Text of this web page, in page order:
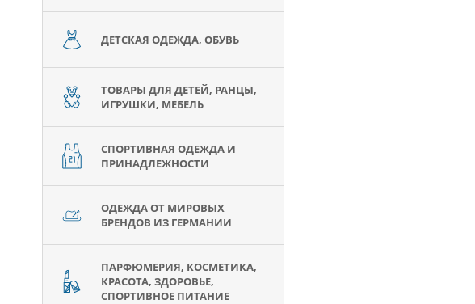
ДЕТСКАЯ ОДЕЖДА, ОБУВЬ
ТОВАРЫ ДЛЯ ДЕТЕЙ, РАНЦЫ,
ИГРУШКИ, МЕБЕЛЬ
СПОРТИВНАЯ ОДЕЖДА И
ПРИНАДЛЕЖНОСТИ
ОДЕЖДА ОТ МИРОВЫХ
БРЕНДОВ ИЗ ГЕРМАНИИ
ПАРФЮМЕРИЯ, КОСМЕТИКА,
КРАСОТА, ЗДОРОВЬЕ,
СПОРТИВНОЕ ПИТАНИЕ